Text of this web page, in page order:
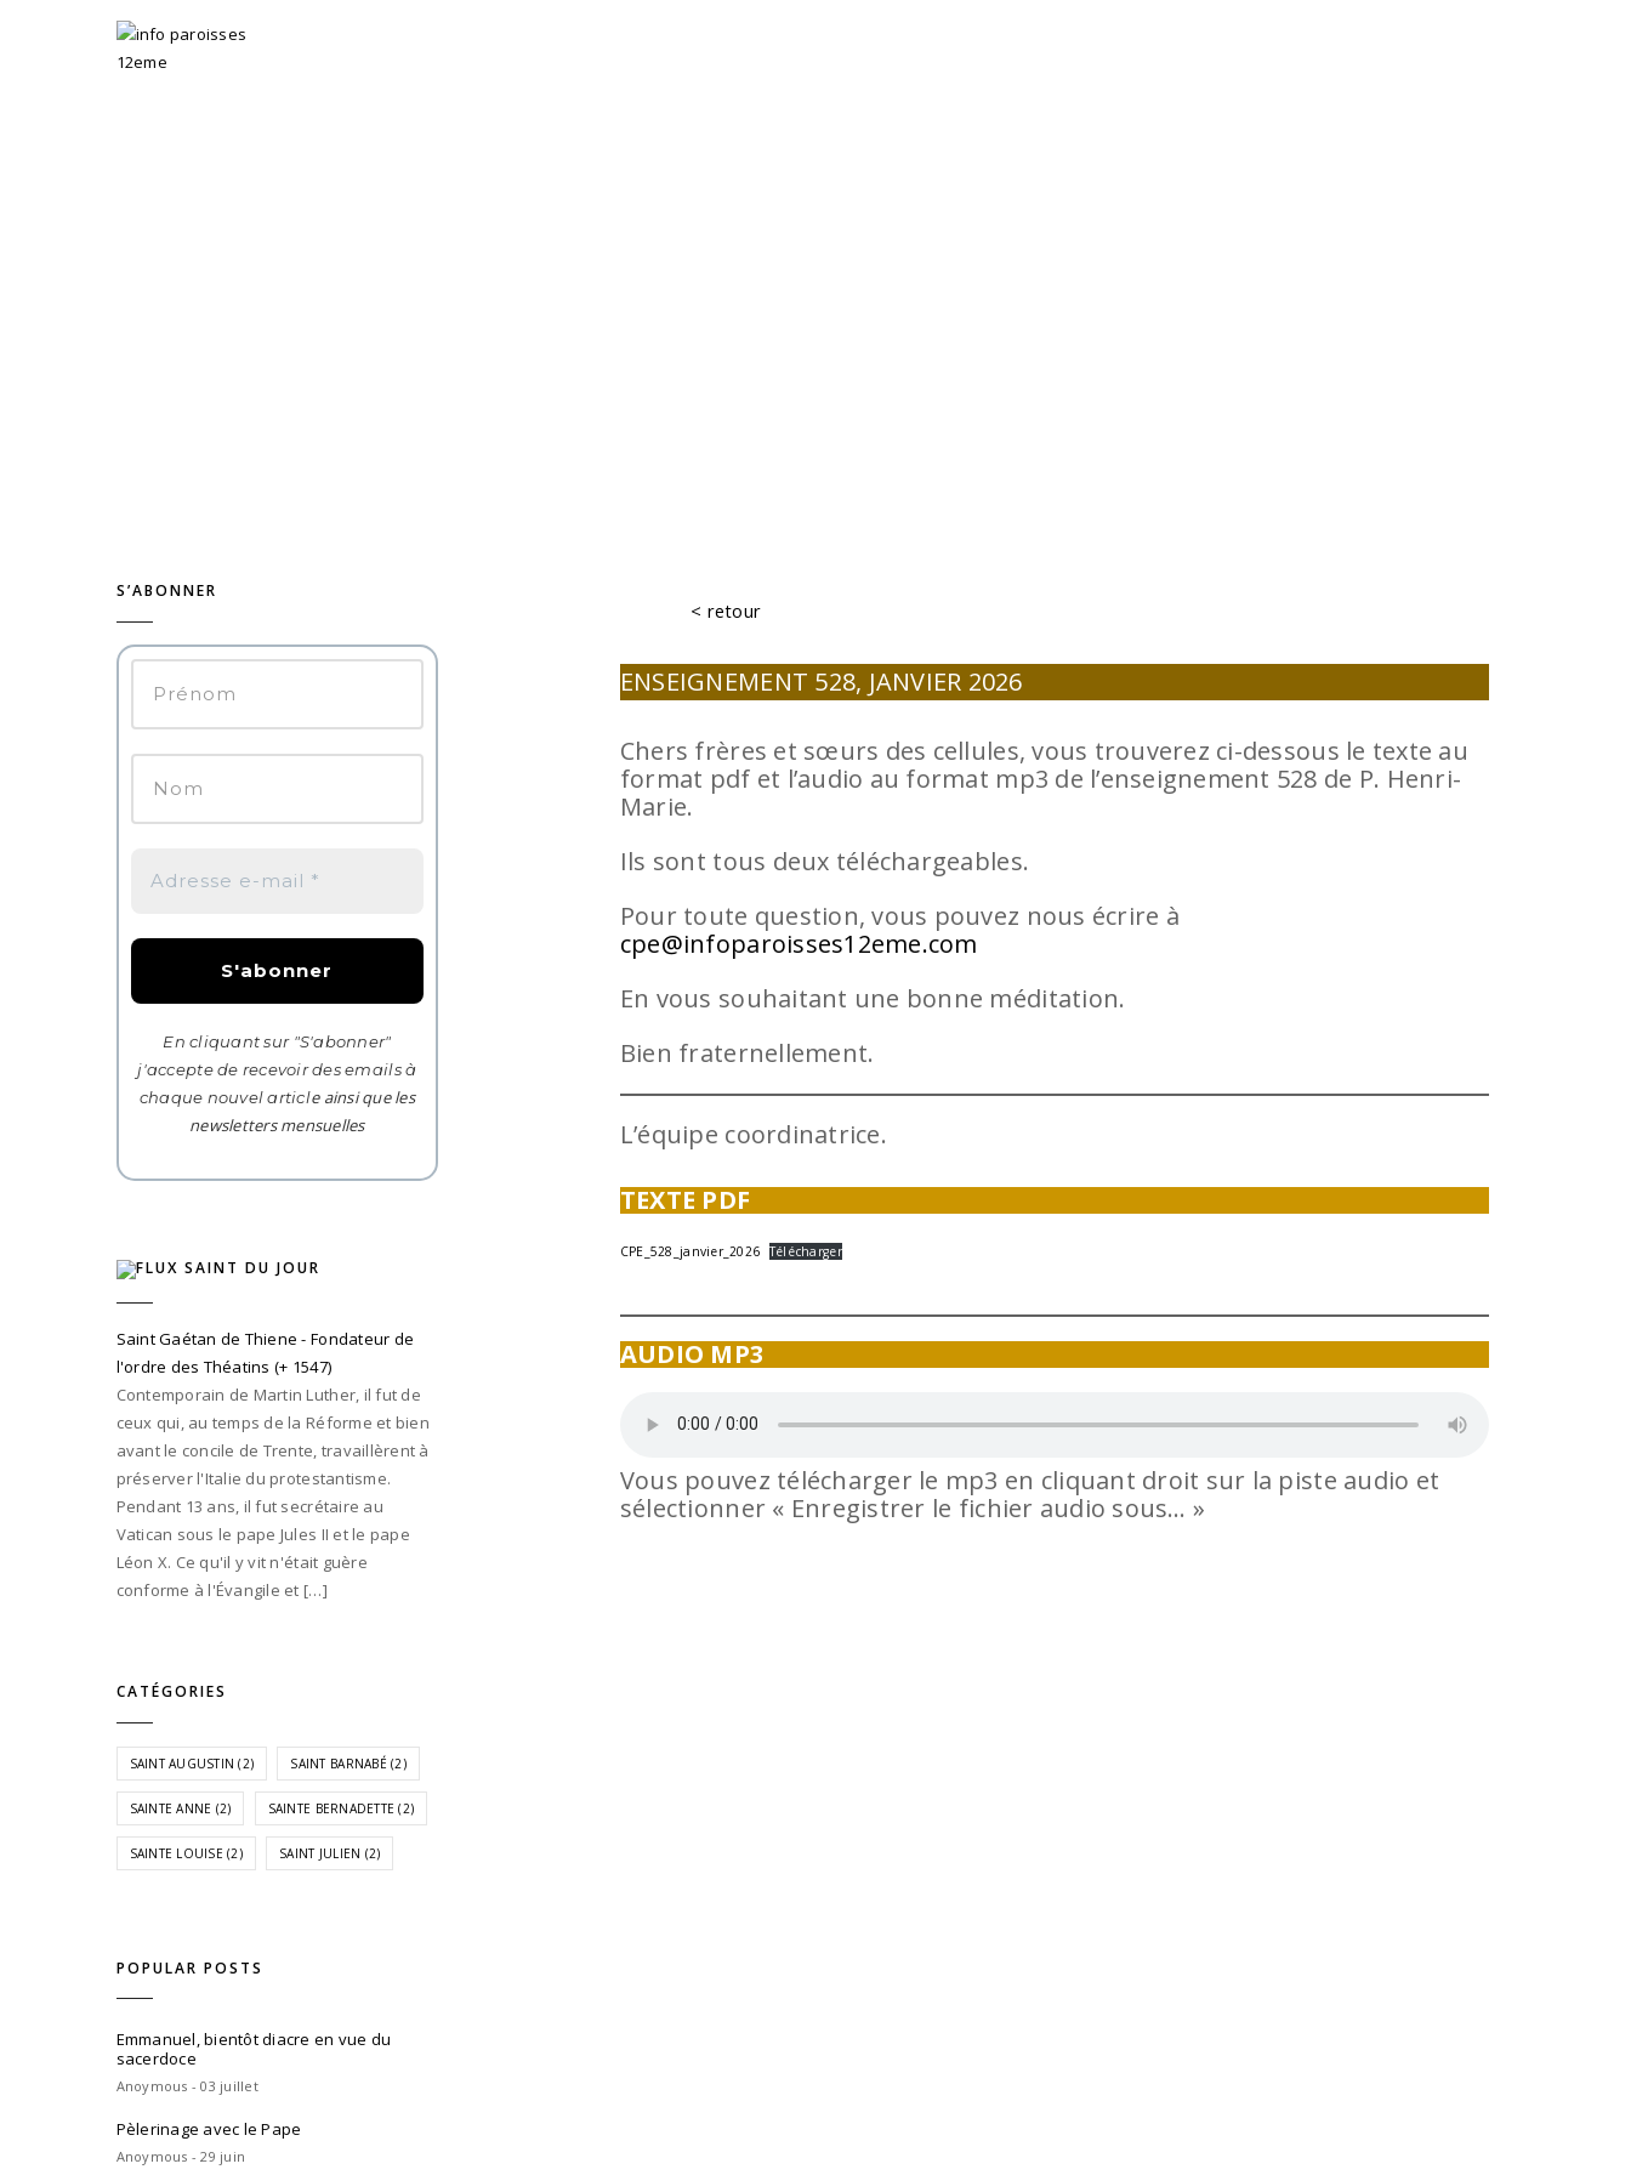
< retour
ENSEIGNEMENT 528, JANVIER 2026
Chers frères et sœurs des cellules, vous trouverez ci-dessous le texte au
format pdf et l’audio au format mp3 de l’enseignement 528 de P. Henri-
Marie.
Ils sont tous deux téléchargeables.
Pour toute question, vous pouvez nous écrire à
cpe@infoparoisses12eme.com
En vous souhaitant une bonne méditation.
Bien fraternellement.
L’équipe coordinatrice.
TEXTE PDF
CPE_528_janvier_2026 Télécharger
AUDIO MP3
Vous pouvez télécharger le mp3 en cliquant droit sur la piste audio et
sélectionner « Enregistrer le fichier audio sous… »
S’ABONNER
En cliquant sur "S'abonner"
j'accepte de recevoir des emails à
chaque nouvel article ainsi que les
newsletters mensuelles
SAINT DU JOUR
Saint Gaétan de Thiene - Fondateur de
l'ordre des Théatins (+ 1547)
Contemporain de Martin Luther, il fut de
ceux qui, au temps de la Réforme et bien
avant le concile de Trente, travaillèrent à
préserver l'Italie du protestantisme.
Pendant 13 ans, il fut secrétaire au
Vatican sous le pape Jules II et le pape
Léon X. Ce qu'il y vit n'était guère
conforme à l'Évangile et […]
CATÉGORIES
SAINT AUGUSTIN (2) SAINT BARNABÉ (2)
SAINTE ANNE (2) SAINTE BERNADETTE (2)
SAINTE LOUISE (2) SAINT JULIEN (2)
POPULAR POSTS
Emmanuel, bientôt diacre en vue du
sacerdoce
Anoymous - 03 juillet
Pèlerinage avec le Pape
Anoymous - 29 juin